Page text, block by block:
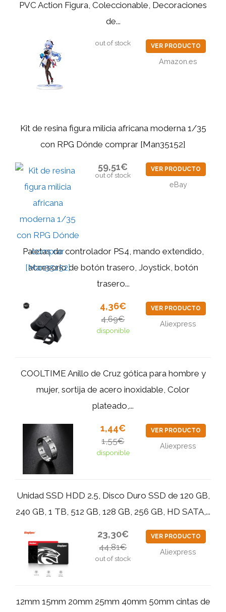
PVC Action Figura, Coleccionable, Decoraciones
de...
out of stock VER PRODUCTO
Amazon.es
Kit de resina figura milicia africana moderna 1/35
con RPG Dónde comprar [Man35152]
59,51€
out of stock
VER PRODUCTO
eBay
Paletas de controlador PS4, mando extendido,
accesorio de botón trasero, Joystick, botón
trasero...
4,36€
4,69€
disponible
VER PRODUCTO
Aliexpress
COOLTIME Anillo de Cruz gótica para hombre y
mujer, sortija de acero inoxidable, Color
plateado,...
1,44€
1,55€
disponible
VER PRODUCTO
Aliexpress
Unidad SSD HDD 2.5, Disco Duro SSD de 120 GB,
240 GB, 1 TB, 512 GB, 128 GB, 256 GB, HD SATA,...
23,30€
44,81€
out of stock
VER PRODUCTO
Aliexpress
12mm 15mm 20mm 25mm 40mm 50mm cintas de